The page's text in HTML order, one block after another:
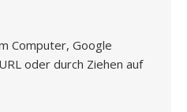
Computer, Google
oder durch Ziehen auf